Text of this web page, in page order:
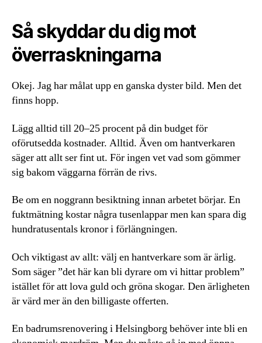
Så skyddar du dig mot
överraskningarna
Okej. Jag har målat upp en ganska dyster bild. Men det
finns hopp.
Lägg alltid till 20–25 procent på din budget för
oförutsedda kostnader. Alltid. Även om hantverkaren
säger att allt ser fint ut. För ingen vet vad som gömmer
sig bakom väggarna förrän de rivs.
Be om en noggrann besiktning innan arbetet börjar. En
fuktmätning kostar några tusenlappar men kan spara dig
hundratusentals kronor i förlängningen.
Och viktigast av allt: välj en hantverkare som är ärlig.
Som säger ”det här kan bli dyrare om vi hittar problem”
istället för att lova guld och gröna skogar. Den ärligheten
är värd mer än den billigaste offerten.
En badrumsrenovering i Helsingborg behöver inte bli en